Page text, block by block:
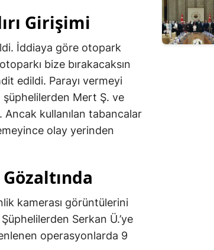
Girişimi
İddiaya göre otopark
bize bırakacaksın
edildi. Parayı vermeyi
Mert Ş. ve
Ancak kullanılan tabancalar
olay yerinden
kamerası görüntülerini
Serkan Ü.’ye
operasyonlarda 9